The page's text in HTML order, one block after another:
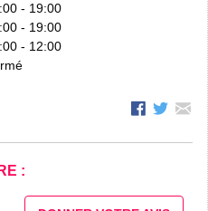
- 19:00
- 19:00
- 12:00
: